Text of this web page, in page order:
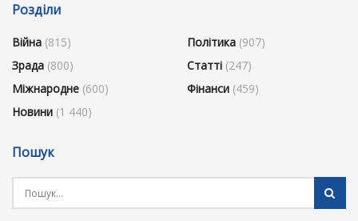
Розділи
Війна (815)
Зрада (800)
Міжнародне (600)
Новини (1 440)
Політика (907)
Статті (247)
Фінанси (459)
Пошук